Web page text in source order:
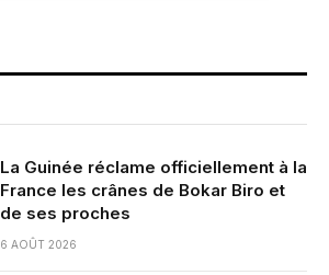
La Guinée réclame officiellement à la
France les crânes de Bokar Biro et
de ses proches
6 AOÛT 2026